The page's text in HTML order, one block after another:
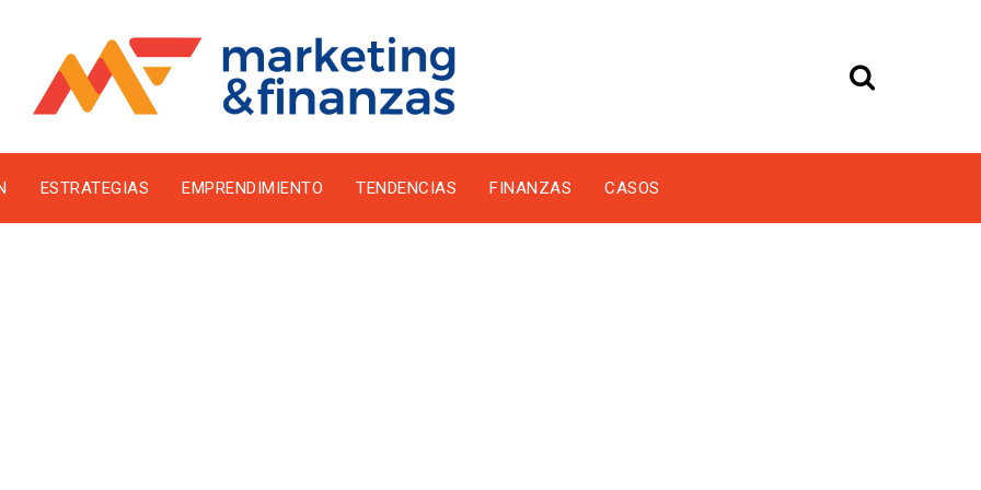
ESTRATEGIAS EMPRENDIMIENTO TENDENCIAS FINANZAS CASOS